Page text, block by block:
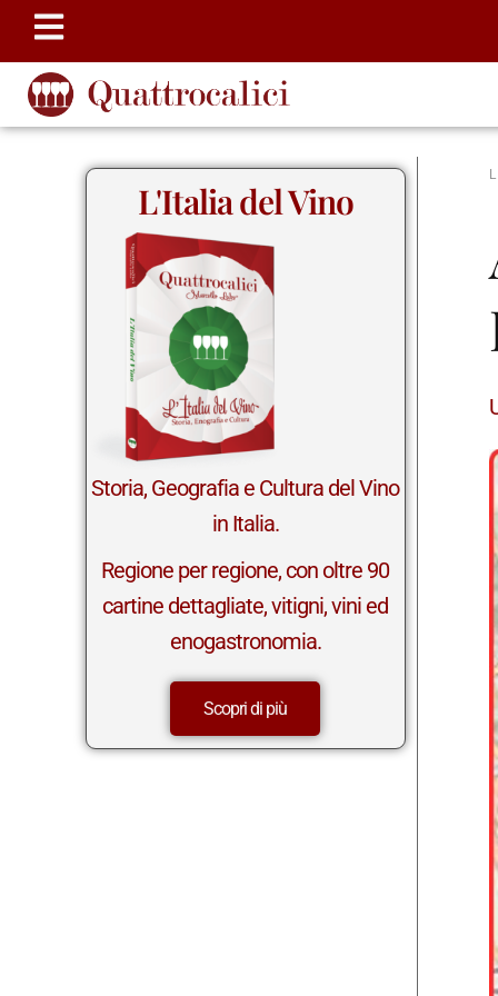
L'Italia del Vino
Storia, Geografia e Cultura del Vino
in Italia.
Regione per regione, con oltre 90
cartine dettagliate, vitigni, vini ed
enogastronomia.
Scopri di più